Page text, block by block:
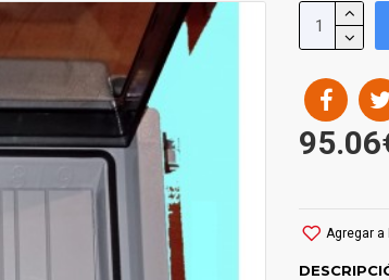
Agregar a